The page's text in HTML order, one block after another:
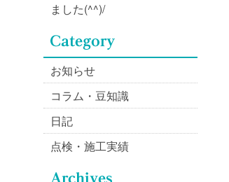
ました(^^)/
お知らせ
コラム・豆知識
日記
点検・施工実績